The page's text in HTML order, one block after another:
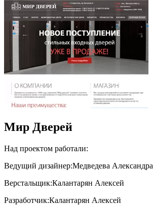
Мир Дверей
Над проектом работали:
Ведущий дизайнер:Медведева Александра
Верстальщик:Калантарян Алексей
Разработчик:Калантарян Алексей